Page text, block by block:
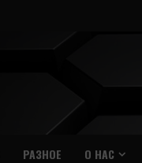
РАЗНОЕ О НАС